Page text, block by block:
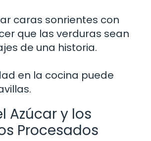
caras sonrientes con
que las verduras sean
de una historia.
en la cocina puede
Azúcar y los
Procesados